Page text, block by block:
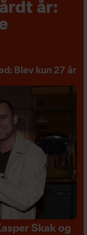
år:
Blev kun 27 år
Skak og